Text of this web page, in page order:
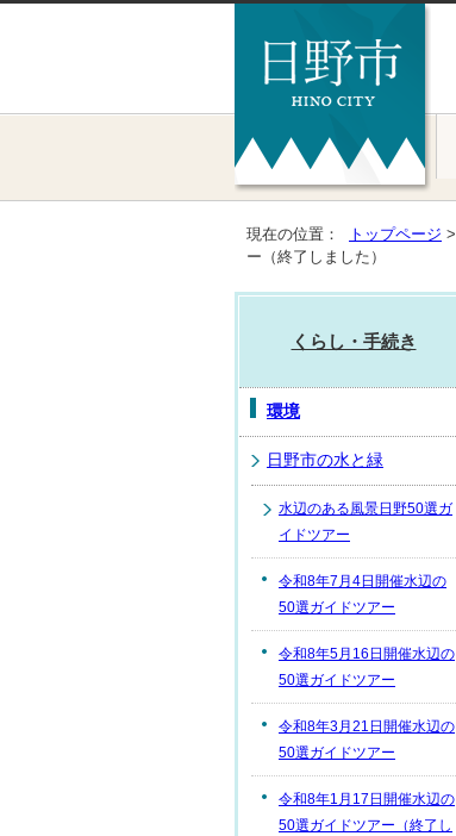
現在の位置： トップページ >
ー（終了しました）
くらし・手続き
環境
日野市の水と緑
水辺のある風景日野50選ガ
イドツアー
令和8年7月4日開催水辺の
50選ガイドツアー
令和8年5月16日開催水辺の
50選ガイドツアー
令和8年3月21日開催水辺の
50選ガイドツアー
令和8年1月17日開催水辺の
50選ガイドツアー（終了し